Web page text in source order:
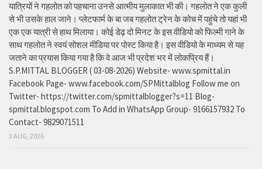
यात्रियों ने गहलोत को पहचाना उनसे आत्मीय मुलाकात भी की। गहलोत ने एक कुली
से भी उसके हाल जाने। प्लेटफार्म के बा जब गहलोत ट्रेन के कोच में पहुंचे तो यहां भी
एक एक यात्री से हाथ मिलाया। कोई डेढ़ दो मिनट के इस वीडियो को फिल्मी गाने के
साथ गहलोत ने स्वयं सोशल मीडिया पर पोस्ट किया है। इस वीडियो के माध्यम से यह
जताने का प्रयास किया गया है कि वे आज भी प्रदेश भर में लोकप्रिय हैं।
S.P.MITTAL BLOGGER ( 03-08-2026) Website- www.spmittal.in
Facebook Page- www.facebook.com/SPMittalblog Follow me on
Twitter- https://twitter.com/spmittalblogger?s=11 Blog-
spmittal.blogspot.com To Add in WhatsApp Group- 9166157932 To
Contact- 9829071511
3 AUG, 2026